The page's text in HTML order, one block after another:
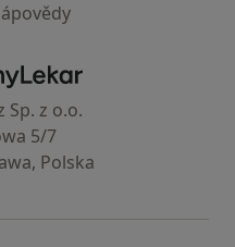
- Hlavní stránka
Sp. z o.o.
5/7
Polska